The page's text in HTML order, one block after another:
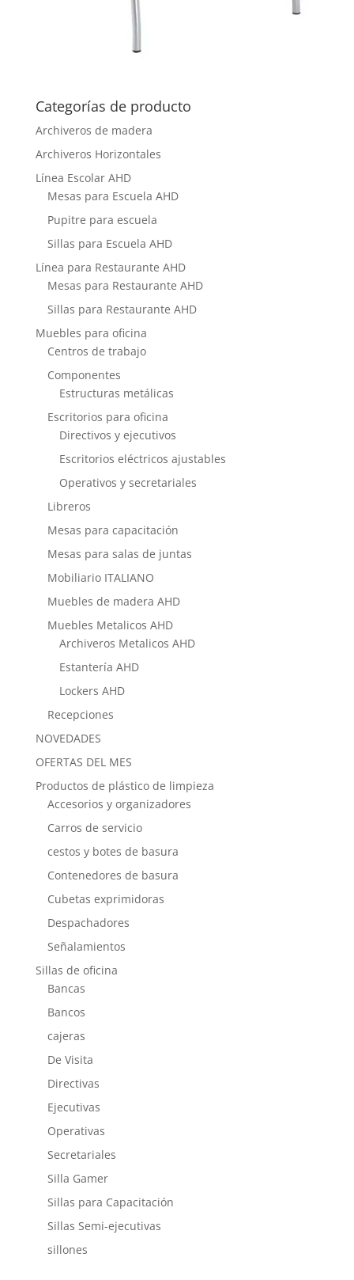
Categorías de producto
Archiveros de madera
Archiveros Horizontales
Línea Escolar AHD
Mesas para Escuela AHD
Pupitre para escuela
Sillas para Escuela AHD
Línea para Restaurante AHD
Mesas para Restaurante AHD
Sillas para Restaurante AHD
Muebles para oficina
Centros de trabajo
Componentes
Estructuras metálicas
Escritorios para oficina
Directivos y ejecutivos
Escritorios eléctricos ajustables
Operativos y secretariales
Libreros
Mesas para capacitación
Mesas para salas de juntas
Mobiliario ITALIANO
Muebles de madera AHD
Muebles Metalicos AHD
Archiveros Metalicos AHD
Estantería AHD
Lockers AHD
Recepciones
NOVEDADES
OFERTAS DEL MES
Productos de plástico de limpieza
Accesorios y organizadores
Carros de servicio
cestos y botes de basura
Contenedores de basura
Cubetas exprimidoras
Despachadores
Señalamientos
Sillas de oficina
Bancas
Bancos
cajeras
De Visita
Directivas
Ejecutivas
Operativas
Secretariales
Silla Gamer
Sillas para Capacitación
Sillas Semi-ejecutivas
sillones